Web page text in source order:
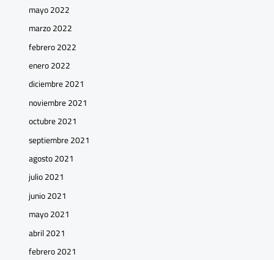
mayo 2022
marzo 2022
febrero 2022
enero 2022
diciembre 2021
noviembre 2021
octubre 2021
septiembre 2021
agosto 2021
julio 2021
junio 2021
mayo 2021
abril 2021
febrero 2021